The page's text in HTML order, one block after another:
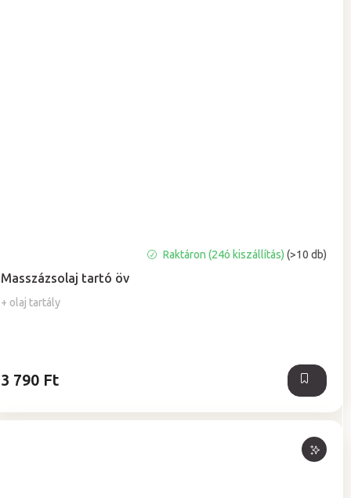
Masszázsolaj tartó öv
+ olaj tartály
átlagos
értékelése
Raktáron (24ó kiszállítás)(>10 db)
3 790 Ft